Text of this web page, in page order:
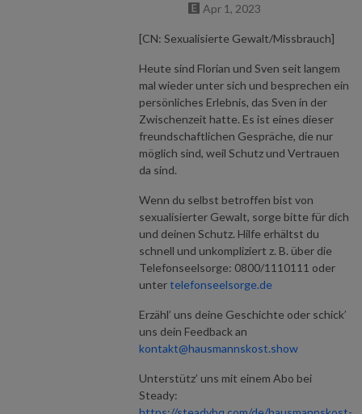
Apr 1, 2023
[CN: Sexualisierte Gewalt/Missbrauch]
Heute sind Florian und Sven seit langem
mal wieder unter sich und besprechen ein
persönliches Erlebnis, das Sven in der
Zwischenzeit hatte. Es ist eines dieser
freundschaftlichen Gespräche, die nur
möglich sind, weil Schutz und Vertrauen
da sind.
Wenn du selbst betroffen bist von
sexualisierter Gewalt, sorge bitte für dich
und deinen Schutz. Hilfe erhältst du
schnell und unkompliziert z. B. über die
Telefonseelsorge: 0800/1110111 oder
untertelefonseelsorge.de
Erzähl’ uns deine Geschichte oder schick’
uns dein Feedback an
kontakt@hausmannskost.show
Unterstütz’ uns mit einem Abo bei
Steady: